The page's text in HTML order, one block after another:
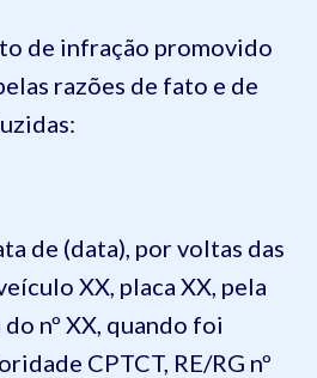
de infração promovido
razões de fato e de
de (data), por voltas das
XX, placa XX, pela
nº XX, quando foi
CPTCT, RE/RG nº